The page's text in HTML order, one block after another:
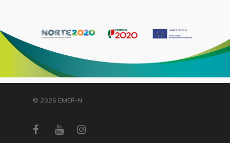
© 2026 EMER-N.